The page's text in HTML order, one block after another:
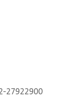
27922900